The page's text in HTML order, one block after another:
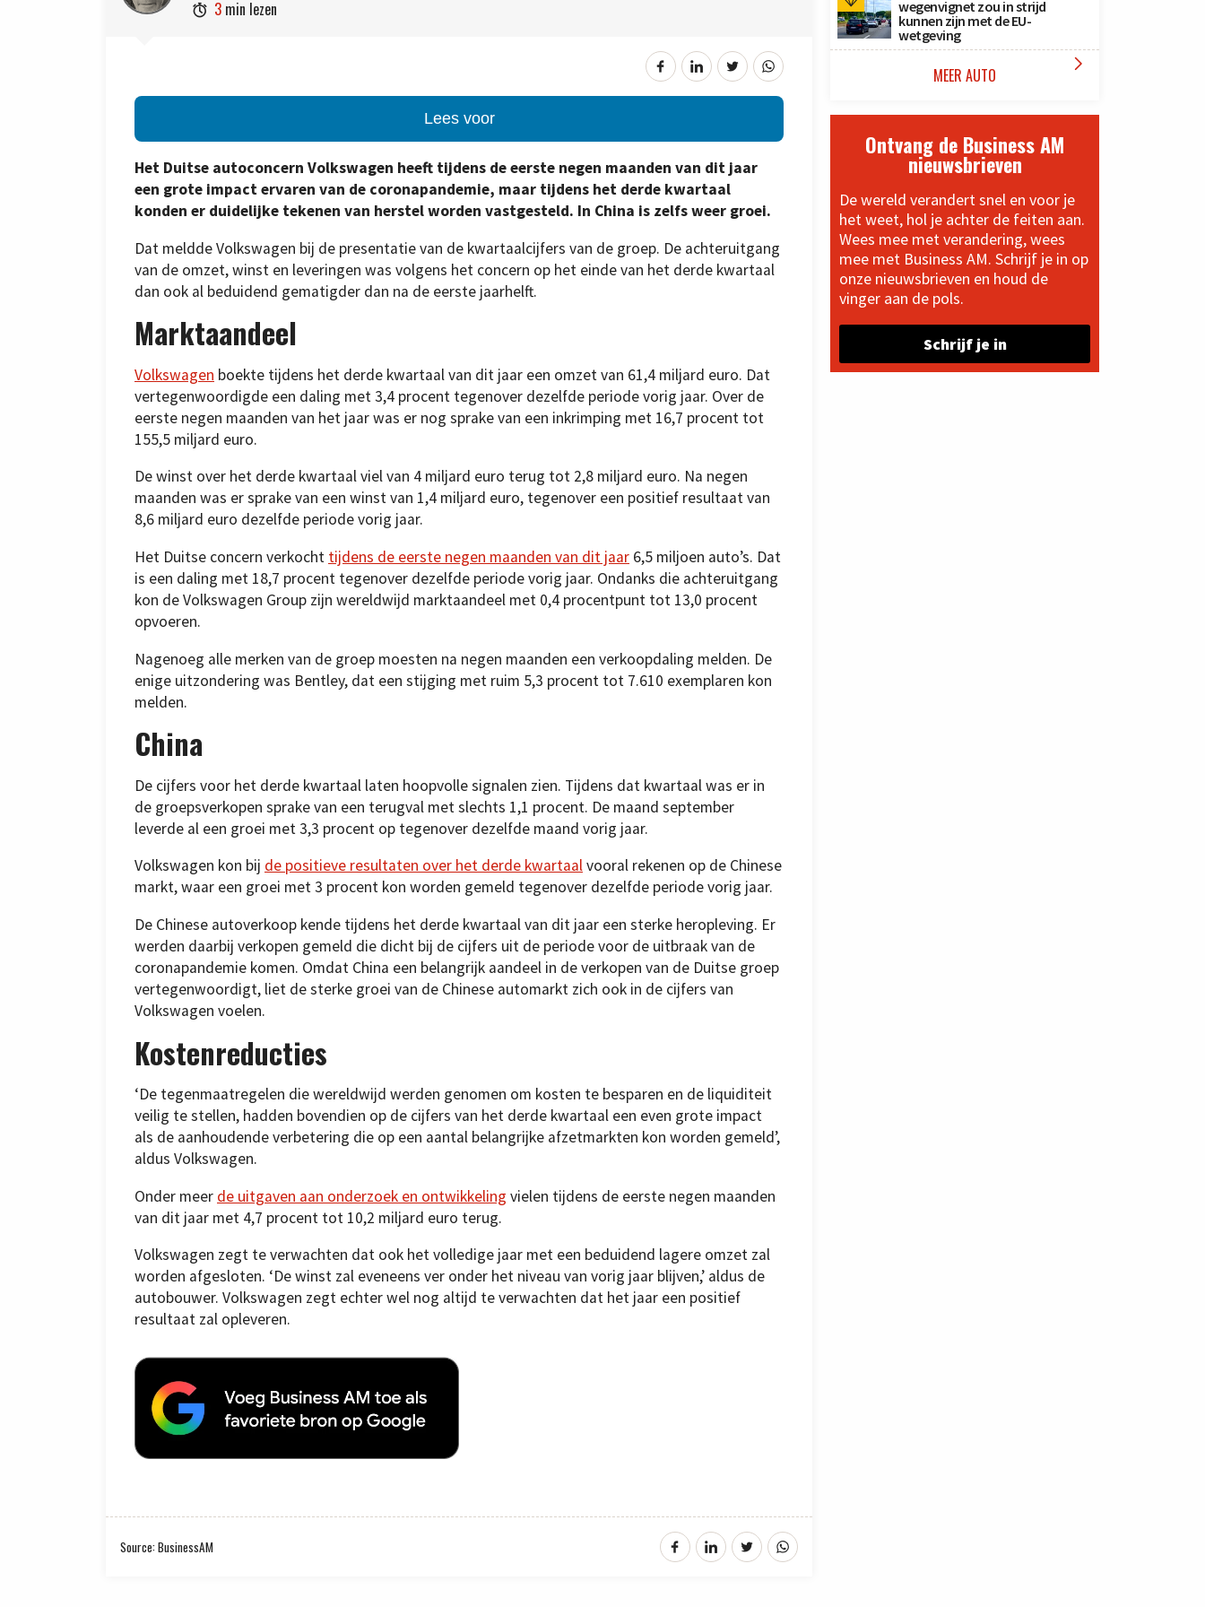
 3 min lezen
Lees voor
Het Duitse autoconcern Volkswagen heeft tijdens de eerste negen maanden van dit jaar
een grote impact ervaren van de coronapandemie, maar tijdens het derde kwartaal
konden er duidelijke tekenen van herstel worden vastgesteld. In China is zelfs weer groei.
Dat meldde Volkswagen bij de presentatie van de kwartaalcijfers van de groep. De achteruitgang
van de omzet, winst en leveringen was volgens het concern op het einde van het derde kwartaal
dan ook al beduidend gematigder dan na de eerste jaarhelft.
Marktaandeel
Volkswagen boekte tijdens het derde kwartaal van dit jaar een omzet van 61,4 miljard euro. Dat
vertegenwoordigde een daling met 3,4 procent tegenover dezelfde periode vorig jaar. Over de
eerste negen maanden van het jaar was er nog sprake van een inkrimping met 16,7 procent tot
155,5 miljard euro.
De winst over het derde kwartaal viel van 4 miljard euro terug tot 2,8 miljard euro. Na negen
maanden was er sprake van een winst van 1,4 miljard euro, tegenover een positief resultaat van
8,6 miljard euro dezelfde periode vorig jaar.
Het Duitse concern verkocht tijdens de eerste negen maanden van dit jaar 6,5 miljoen auto’s. Dat
is een daling met 18,7 procent tegenover dezelfde periode vorig jaar. Ondanks die achteruitgang
kon de Volkswagen Group zijn wereldwijd marktaandeel met 0,4 procentpunt tot 13,0 procent
opvoeren.
Nagenoeg alle merken van de groep moesten na negen maanden een verkoopdaling melden. De
enige uitzondering was Bentley, dat een stijging met ruim 5,3 procent tot 7.610 exemplaren kon
melden.
China
De cijfers voor het derde kwartaal laten hoopvolle signalen zien. Tijdens dat kwartaal was er in
de groepsverkopen sprake van een terugval met slechts 1,1 procent. De maand september
leverde al een groei met 3,3 procent op tegenover dezelfde maand vorig jaar.
Volkswagen kon bij de positieve resultaten over het derde kwartaalvooral rekenen op de Chinese
markt, waar een groei met 3 procent kon worden gemeld tegenover dezelfde periode vorig jaar.
De Chinese autoverkoop kende tijdens het derde kwartaal van dit jaar een sterke heropleving. Er
werden daarbij verkopen gemeld die dicht bij de cijfers uit de periode voor de uitbraak van de
coronapandemie komen. Omdat China een belangrijk aandeel in de verkopen van de Duitse groep
vertegenwoordigt, liet de sterke groei van de Chinese automarkt zich ook in de cijfers van
Volkswagen voelen.
Kostenreducties
‘De tegenmaatregelen die wereldwijd werden genomen om kosten te besparen en de liquiditeit
veilig te stellen, hadden bovendien op de cijfers van het derde kwartaal een even grote impact
als de aanhoudende verbetering die op een aantal belangrijke afzetmarkten kon worden gemeld’,
aldus Volkswagen.
Onder meer de uitgaven aan onderzoek en ontwikkeling vielen tijdens de eerste negen maanden
van dit jaar met 4,7 procent tot 10,2 miljard euro terug.
Volkswagen zegt te verwachten dat ook het volledige jaar met een beduidend lagere omzet zal
worden afgesloten. ‘De winst zal eveneens ver onder het niveau van vorig jaar blijven,’ aldus de
autobouwer. Volkswagen zegt echter wel nog altijd te verwachten dat het jaar een positief
resultaat zal opleveren.
Source: BusinessAM
wegenvignet zou in strijd
kunnen zijn met de EU-
wetgeving
MEER AUTO 
Ontvang de Business AM
nieuwsbrieven
De wereld verandert snel en voor je
het weet, hol je achter de feiten aan.
Wees mee met verandering, wees
mee met Business AM. Schrijf je in op
onze nieuwsbrieven en houd de
vinger aan de pols.
Schrijf je in